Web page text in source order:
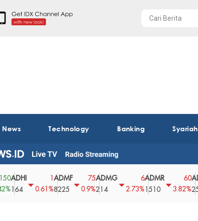
Technology Banking Syariah
0.61%
ADMF
8225
75
0.9%
ADMG
214
2.73%
ADMR
1510
60
3.82%
ADRO
2540